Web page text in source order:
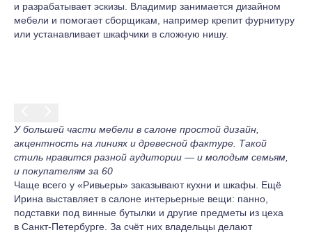
и разрабатывает эскизы. Владимир занимается дизайном
мебели и помогает сборщикам, например крепит фурнитуру
или устанавливает шкафчики в сложную нишу.
У большей части мебели в салоне простой дизайн,
акцентность на линиях и древесной фактуре. Такой
стиль нравится разной аудитории — и молодым семьям,
и покупателям за 60
Чаще всего у «Ривьеры» заказывают кухни и шкафы. Ещё
Ирина выставляет в салоне интерьерные вещи: панно,
подставки под винные бутылки и другие предметы из цеха
в Санкт-Петербурге. За счёт них владельцы делают